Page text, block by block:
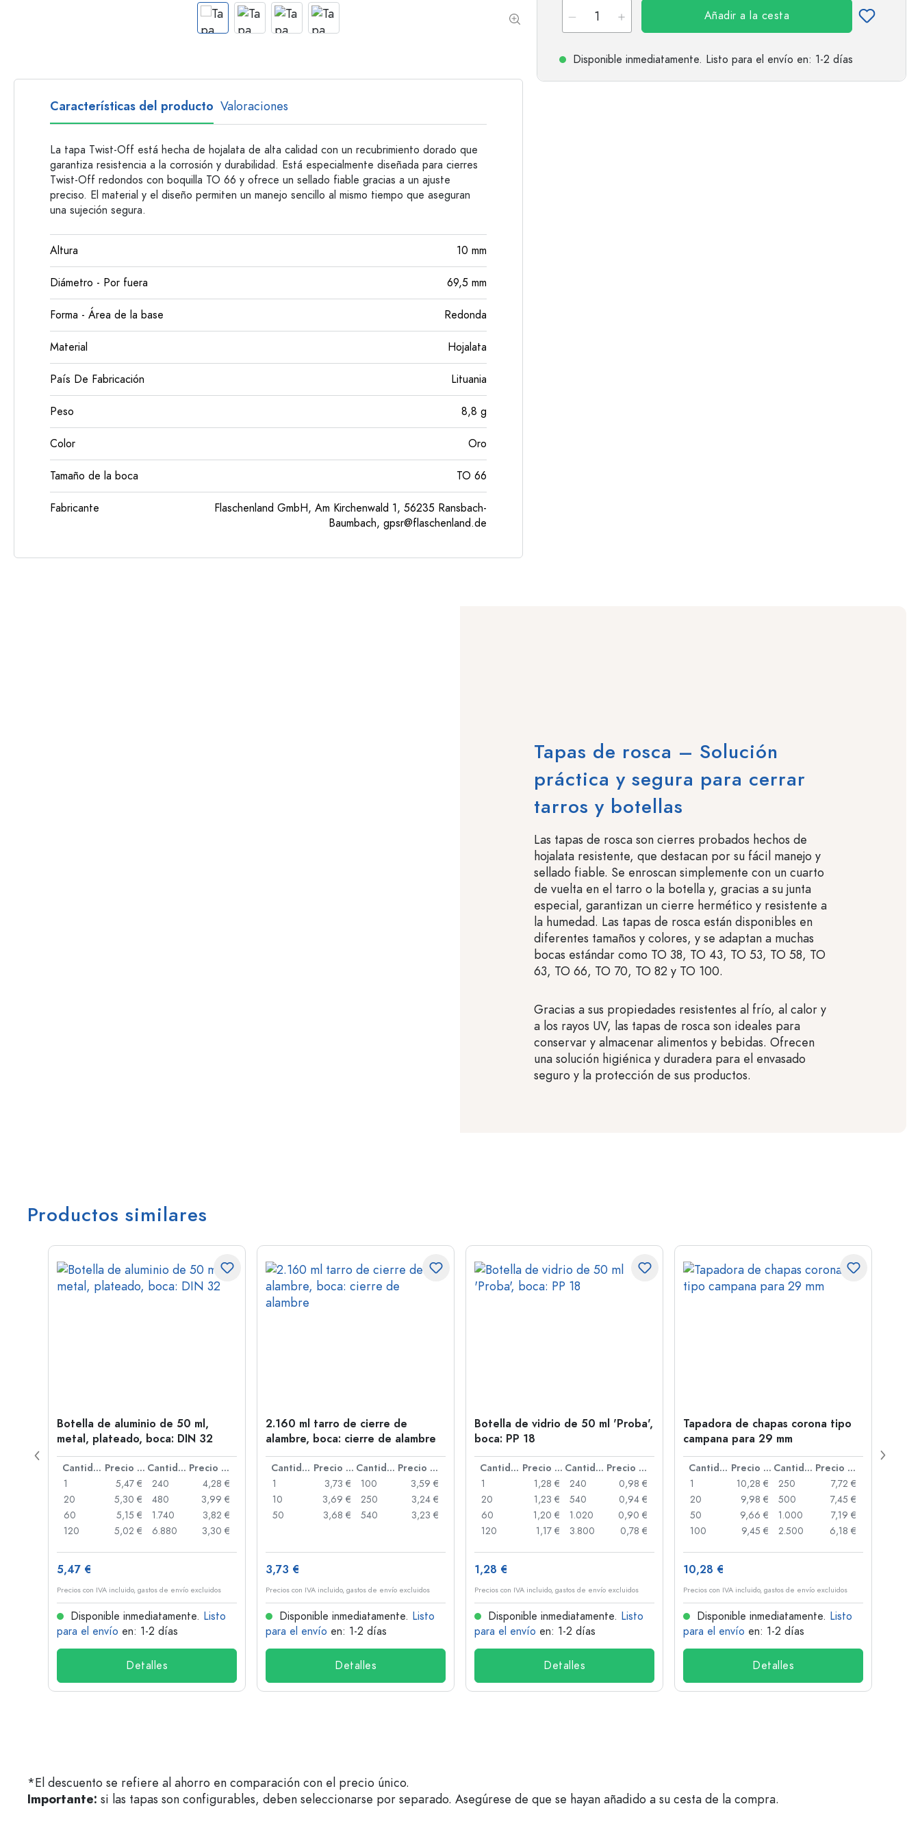
Botellas con asa
Botellas de cuello largo
Botellas poligonales
Botellas según el material
Botellas de vidrio
Botellas de plástico
Añadir a la cesta
Disponible inmediatamente. Listo para el envío en: 1-2 días
Características del producto Valoraciones
La tapa Twist-Off está hecha de hojalata de alta calidad con un recubrimiento dorado que
garantiza resistencia a la corrosión y durabilidad. Está especialmente diseñada para cierres
Twist-Off redondos con boquilla TO 66 y ofrece un sellado fiable gracias a un ajuste
preciso. El material y el diseño permiten un manejo sencillo al mismo tiempo que aseguran
una sujeción segura.
Altura 10 mm
Diámetro - Por fuera 69,5 mm
Forma - Área de la base Redonda
Material Hojalata
País De Fabricación Lituania
Peso 8,8 g
Color Oro
Tamaño de la boca TO 66
Fabricante
Flaschenland GmbH, Am Kirchenwald 1, 56235 Ransbach-
Baumbach, gpsr@flaschenland.de
Tapas de rosca – Solución
práctica y segura para cerrar
tarros y botellas
Las tapas de rosca son cierres probados hechos de
hojalata resistente, que destacan por su fácil manejo y
sellado fiable. Se enroscan simplemente con un cuarto
de vuelta en el tarro o la botella y, gracias a su junta
especial, garantizan un cierre hermético y resistente a
la humedad. Las tapas de rosca están disponibles en
diferentes tamaños y colores, y se adaptan a muchas
bocas estándar como TO 38, TO 43, TO 53, TO 58, TO
63, TO 66, TO 70, TO 82 y TO 100.
Gracias a sus propiedades resistentes al frío, al calor y
a los rayos UV, las tapas de rosca son ideales para
conservar y almacenar alimentos y bebidas. Ofrecen
una solución higiénica y duradera para el envasado
seguro y la protección de sus productos.
Productos similares
Botella de aluminio de 50 ml,
metal, plateado, boca: DIN 32
Cantidad Precio por unidad Cantidad
Precio por unidad
1
5,47 €
20
5,30 €
60
5,15 €
120
5,02 €
240
4,28 €
480
3,99 €
1.740
3,82 €
6.880
3,30 €
5,47 €
Precios con IVA incluido, gastos de envío excluidos
Disponible inmediatamente. Listo
para el envío en: 1-2 días
Detalles
2.160 ml tarro de cierre de
alambre, boca: cierre de alambre
Cantidad Precio por unidad Cantidad
Precio por unidad
1
3,73 €
10
3,69 €
50
3,68 €
100
3,59 €
250
3,24 €
540
3,23 €
3,73 €
Precios con IVA incluido, gastos de envío excluidos
Disponible inmediatamente. Listo
para el envío en: 1-2 días
Detalles
Botella de vidrio de 50 ml 'Proba',
boca: PP 18
Cantidad Precio por unidad Cantidad
Precio por unidad
1
1,28 €
20
1,23 €
60
1,20 €
120
1,17 €
240
0,98 €
540
0,94 €
1.020
0,90 €
3.800
0,78 €
1,28 €
Precios con IVA incluido, gastos de envío excluidos
Disponible inmediatamente. Listo
para el envío en: 1-2 días
Detalles
Tapadora de chapas corona tipo
campana para 29 mm
Cantidad Precio por unidad Cantidad
Precio por unidad
1
10,28 €
20
9,98 €
50
9,66 €
100
9,45 €
250
7,72 €
500
7,45 €
1.000
7,19 €
2.500
6,18 €
10,28 €
Precios con IVA incluido, gastos de envío excluidos
Disponible inmediatamente. Listo
para el envío en: 1-2 días
Detalles
*El descuento se refiere al ahorro en comparación con el precio único.
Importante: si las tapas son configurables, deben seleccionarse por separado. Asegúrese de que se hayan añadido a su cesta de la compra.